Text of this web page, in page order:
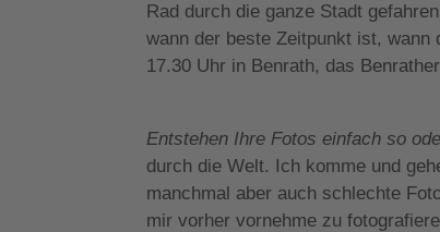
Rad durch die ganze Stadt
wann der beste Zeitpunkt ist,
17.30 Uhr in Benrath, das
Entstehen Ihre Fotos einfach so
durch die Welt. Ich komme und
manchmal aber auch schlechte
mir vorher vornehme zu